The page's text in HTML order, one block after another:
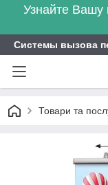
Узнайте
Системы вызова
Товари та